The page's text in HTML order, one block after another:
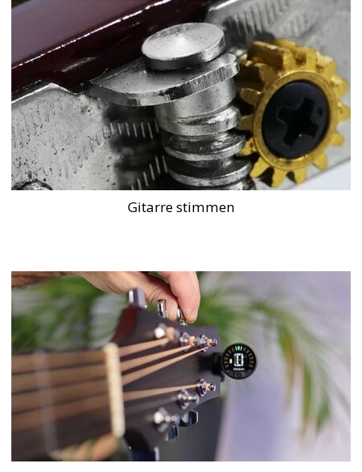
Gitarre stimmen